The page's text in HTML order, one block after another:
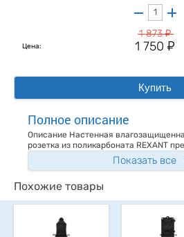
Цена:
1 873у
1 750у
Купить
Полное описание
Описание Настенная
розетка из поликарбоната REXANT
Показать все
Похожие товары